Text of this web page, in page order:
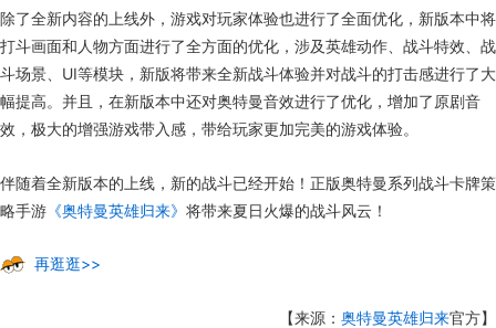
除了全新内容的上线外，游戏对玩家体验也进行了全面优化，新版本中将
打斗画面和人物方面进行了全方面的优化，涉及英雄动作、战斗特效、战
斗场景、UI等模块，新版将带来全新战斗体验并对战斗的打击感进行了大
幅提高。并且，在新版本中还对奥特曼音效进行了优化，增加了原剧音
效，极大的增强游戏带入感，带给玩家更加完美的游戏体验。
伴随着全新版本的上线，新的战斗已经开始！正版奥特曼系列战斗卡牌策
略手游 《奥特曼英雄归来》 将带来夏日火爆的战斗风云！
再逛逛>>
【来源： 奥特曼英雄归来官方】